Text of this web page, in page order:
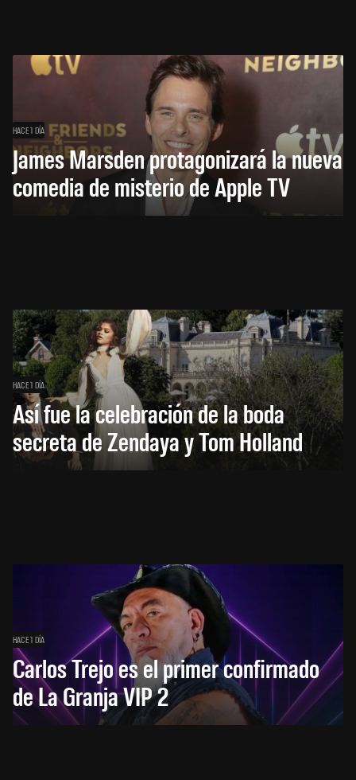
HACE 1 DÍA
James Marsden protagonizará la nueva
comedia de misterio de Apple TV
HACE 1 DÍA
Así fue la celebración de la boda
secreta de Zendaya y Tom Holland
HACE 1 DÍA
Carlos Trejo es el primer confirmado
de La Granja VIP 2